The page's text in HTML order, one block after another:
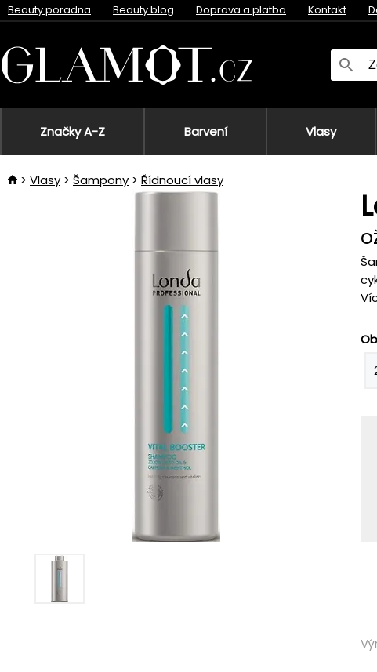
Beauty poradna Beauty blog Doprava a platba Kontakt
Značky A-Z Barvení Vlasy
Vlasy Šampony Řídnoucí vlasy